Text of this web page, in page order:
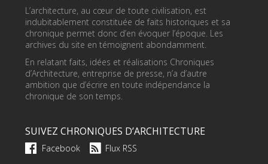
L’architecture, au cœur de toute civilisation, est
indubitablement constituée de faits historiques et sa
chronique permet donc d’en évoquer l’époque. Les
archives du site en témoignent abondamment.
En relatant faits, idées et réalisations Chroniques
d’Architecture, entreprise de presse, n’a d’autre
ambition que d’écrire en toute indépendance la
chronique de son temps.
SUIVEZ CHRONIQUES D’ARCHITECTURE
Facebook Flux RSS